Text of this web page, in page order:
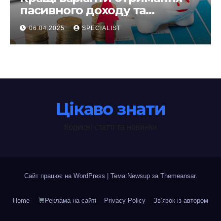
пасивного доходу та
інвестування у 2025 році
06.04.2025 SPECIALIST
Цікаво знати
Сайт працює на WordPress Тема:Newsup за Themeansar.
Home Реклама на сайті Privacy Policy Зв’язок із автором